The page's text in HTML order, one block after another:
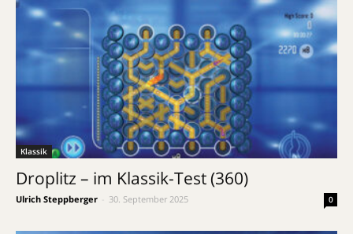
Klassik
Droplitz – im Klassik-Test (360)
Ulrich Steppberger 30. September 2025 0